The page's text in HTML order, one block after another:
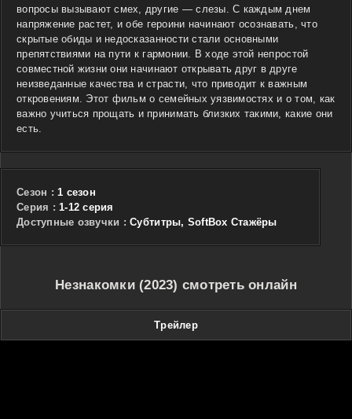
вопросы вызывают смех, другие — слезы. С каждым днем
напряжение растет, и обе героини начинают осознавать, что
скрытые обиды и недосказанности стали основными
препятствиями на пути к гармонии. В ходе этой непростой
совместной жизни они начинают открывать друг в друге
неизведанные качества и страсти, что приводит к важным
откровениям. Этот фильм о семейных уязвимостях и о том, как
важно учиться прощать и принимать близких такими, какие они
есть.
Сезон : 1 сезон
Cерия : 1-12 серия
Доступные озвучки : Субтитры, SoftBox Стажёры
Незнакомки (2023) смотреть онлайн
Трейлер